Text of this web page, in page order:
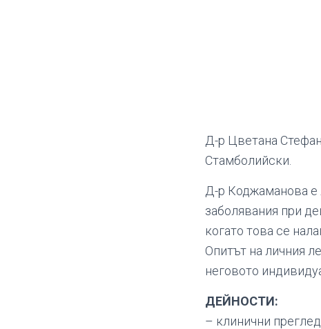
Д-р Цветана
Стамболийски.
Д-р Коджаманова е
заболявания при
когато това се
Опитът на личния
неговото
ДЕЙНОСТИ:
– клинични